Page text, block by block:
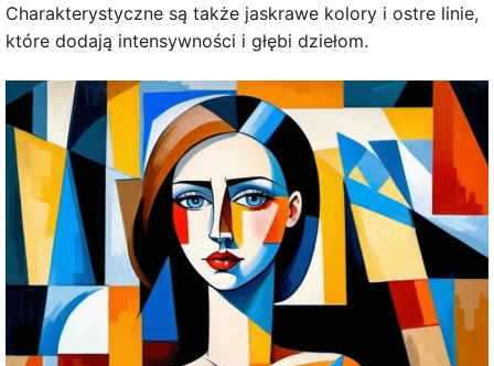
Charakterystyczne są także jaskrawe kolory i ostre linie,
które dodają intensywności i głębi dziełom.